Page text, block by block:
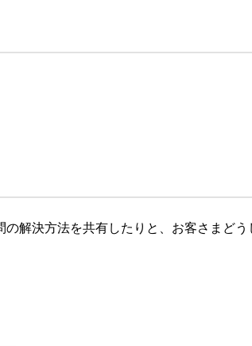
解決方法を共有したりと、お客さまどう